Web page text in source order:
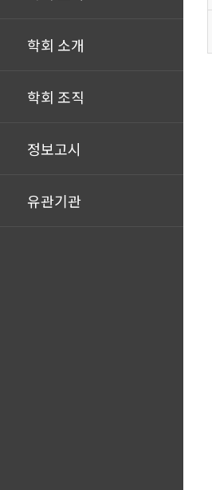
학회 소개
학회 조직
정보고시
유관기관